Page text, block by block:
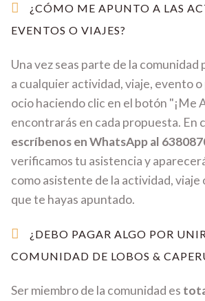
¿CÓMO ME APUNTO A LAS
EVENTOS O VIAJES?
Una vez seas parte de la
a cualquier actividad, viaje, evento
ocio haciendo clic en el botón "¡Me
encontrarás en cada propuesta. En
escríbenos en WhatsApp al
verificamos tu asistencia y
como asistente de la actividad, viaje
que te hayas apuntado.
¿DEBO PAGAR ALGO POR
COMUNIDAD DE LOBOS &
Ser miembro de la comunidad es